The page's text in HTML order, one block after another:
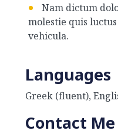
Nam dictum
molestie quis
vehicula.
Languages
Greek (fluent),
Contact Me